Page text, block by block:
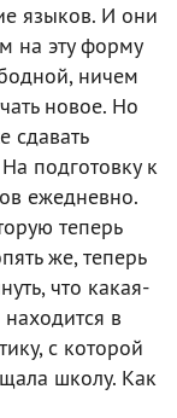
языков. И они
на эту форму
ничем
новое. Но
сдавать
подготовку к
ежедневно.
теперь
же, теперь
что какая-
в
с которой
школу. Как